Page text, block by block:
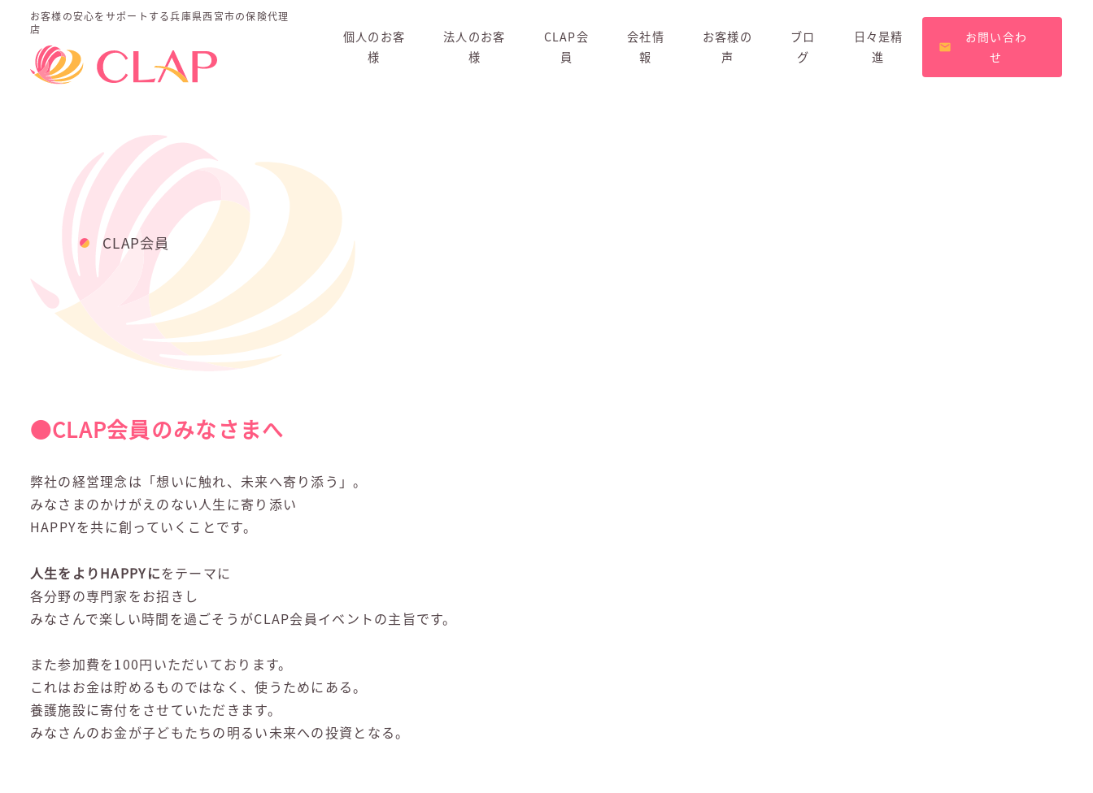
お客様の安心をサポートする兵庫県西宮市の保険代理
店
個人のお客
様
法人のお客
様
CLAP会
員
会社情
報
お客様の
声
ブロ
グ
日々是精
進
お問い合わ
せ
CLAP会員
●CLAP会員のみなさまへ
弊社の経営理念は「想いに触れ、未来へ寄り添う」。
みなさまのかけがえのない人生に寄り添い
HAPPYを共に創っていくことです。
人生をよりHAPPYにをテーマに
各分野の専門家をお招きし
みなさんで楽しい時間を過ごそうがCLAP会員イベントの主旨です。
また参加費を100円いただいております。
これはお金は貯めるものではなく、使うためにある。
養護施設に寄付をさせていただきます。
みなさんのお金が子どもたちの明るい未来への投資となる。